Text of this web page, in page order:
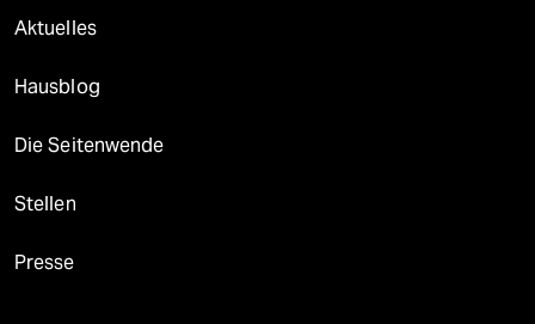
Aktuelles
Hausblog
Die Seitenwende
Stellen
Presse